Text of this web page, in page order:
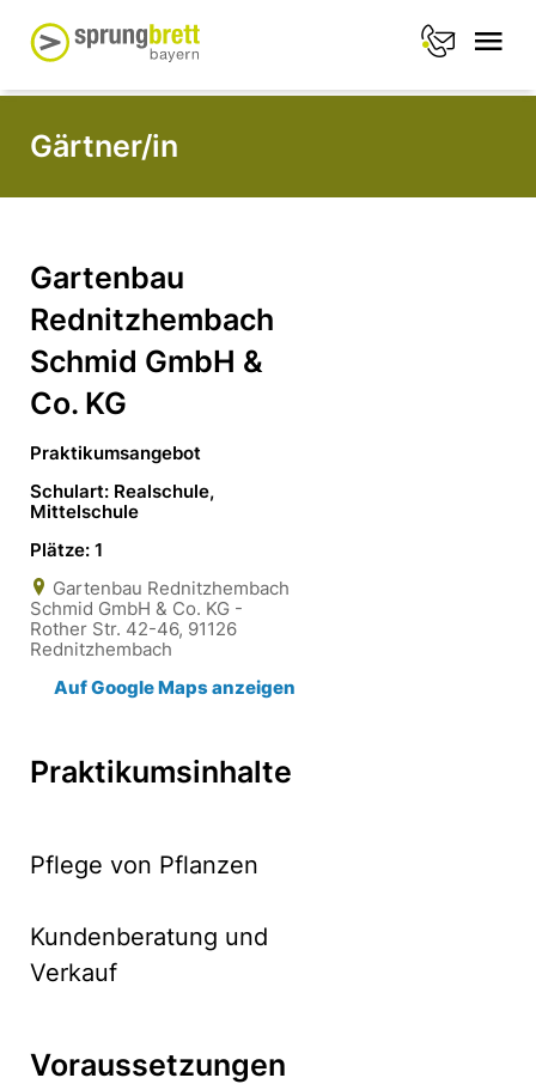
Gärtner/in
Gartenbau
Rednitzhembach
Schmid GmbH &
Co. KG
Praktikumsangebot
Schulart: Realschule,
Mittelschule
Plätze: 1
Gartenbau Rednitzhembach
Schmid GmbH & Co. KG -
Rother Str. 42-46, 91126
Rednitzhembach
Auf Google Maps anzeigen
Praktikumsinhalte
Pflege von Pflanzen
Kundenberatung und
Verkauf
Voraussetzungen